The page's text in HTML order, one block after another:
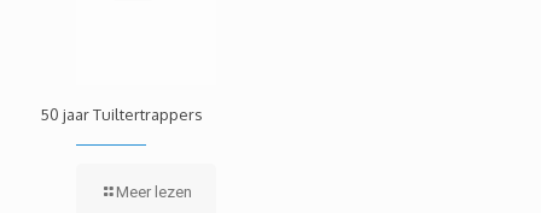
50 jaar Tuiltertrappers
Meer lezen